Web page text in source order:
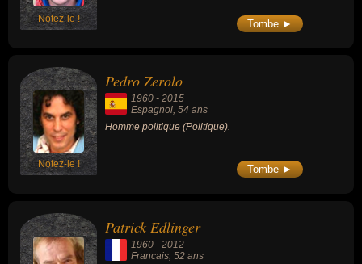
Notez-le ! Tombe ►
Notez-le !
Pedro Zerolo
1960 - 2015
Espagnol, 54 ans
Homme politique (Politique).
Tombe ►
Patrick Edlinger
1960 - 2012
Francais , 52 ans